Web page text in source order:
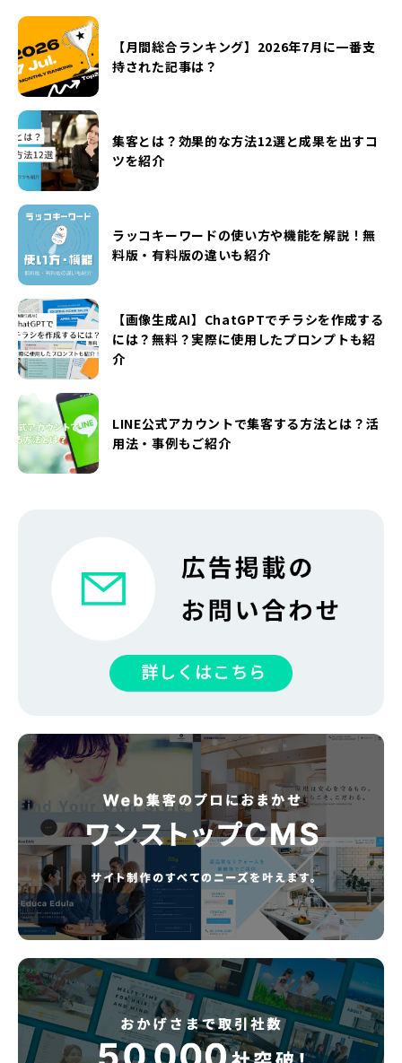
【月間総合ランキング】2026年7月に一番支
持された記事は？
集客とは？効果的な方法12選と成果を出すコ
ツを紹介
ラッコキーワードの使い方や機能を解説！無
料版・有料版の違いも紹介
【画像生成AI】ChatGPTでチラシを作成する
には？無料？実際に使用したプロンプトも紹
介
LINE公式アカウントで集客する方法とは？活
用法・事例もご紹介